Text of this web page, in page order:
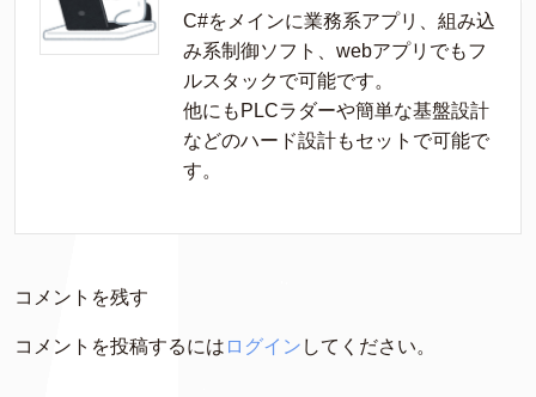
C#をメインに業務系アプリ、組み込
み系制御ソフト、webアプリでもフ
ルスタックで可能です。
他にもPLCラダーや簡単な基盤設計
などのハード設計もセットで可能で
す。
コメントを残す
コメントを投稿するには ログイン してください。